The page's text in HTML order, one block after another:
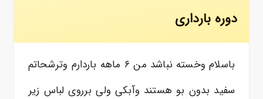
دوره بارداری
باسلام وخسته نباشد من ۶ ماهه باردارم وترشحاتم
سفید بدون بو هستند وآبکی ولی برروی لباس زیر